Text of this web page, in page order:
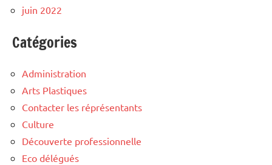
juin 2022
Catégories
Administration
Arts Plastiques
Contacter les réprésentants
Culture
Découverte professionnelle
Eco délégués